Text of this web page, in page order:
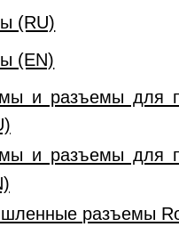
(RU)
(EN)
и разъемы для
и разъемы для
разъемы